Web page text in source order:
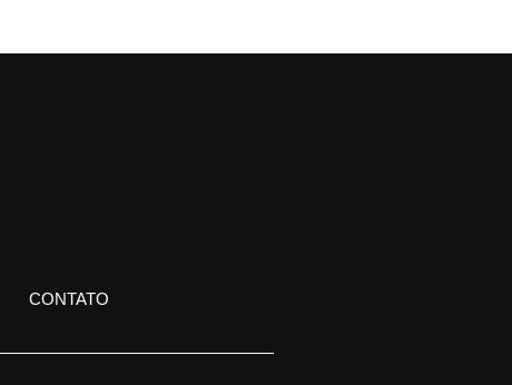
CONTATO